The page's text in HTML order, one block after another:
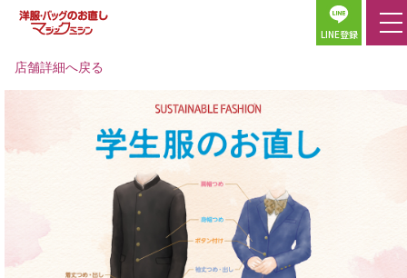
LINE登録
サービス一覧
店舗詳細へ戻る